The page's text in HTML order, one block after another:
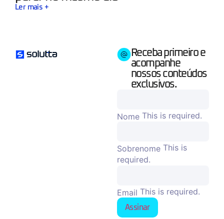
Ler mais +
Receba primeiro e
acompanhe
nossos conteúdos
exclusivos.
Nome This is required.
Sobrenome This is
required.
Email This is required.
Assinar